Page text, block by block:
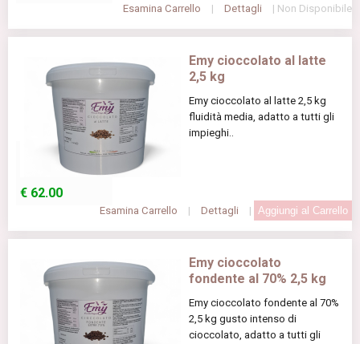
Esamina Carrello | Dettagli | Non Disponibile
Emy cioccolato al latte
2,5 kg
Emy cioccolato al latte 2,5 kg
fluidità media, adatto a tutti gli
impieghi..
€ 62.00
Esamina Carrello | Dettagli |
Emy cioccolato
fondente al 70% 2,5 kg
Emy cioccolato fondente al 70%
2,5 kg gusto intenso di
cioccolato, adatto a tutti gli